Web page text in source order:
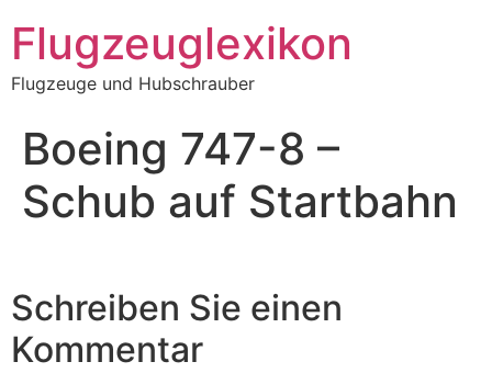
Inhalt
springen
Flugzeuglexikon
Flugzeuge und Hubschrauber
Boeing 747-8 –
Schub auf Startbahn
Schreiben Sie einen
Kommentar